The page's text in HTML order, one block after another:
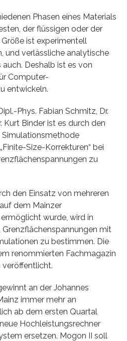
Phasen eines Materials
der flüssigen oder der
ist experimentell
und verlässliche analytische
Deshalb ist es von
Computer-
entwickeln.
Phys. Fabian Schmitz, Dr.
Kurt Binder ist es durch den
Simulationsmethode
Size-Korrekturen“ bei
zu
den Einsatz von mehreren
dem Mainzer
wurde, wird in
mit
zu bestimmen. Die
renommierten Fachmagazin
veröffentlicht.
an der Johannes
immer mehr an
ab dem ersten Quartal
Hochleistungsrechner
ersetzen. Mogon II soll